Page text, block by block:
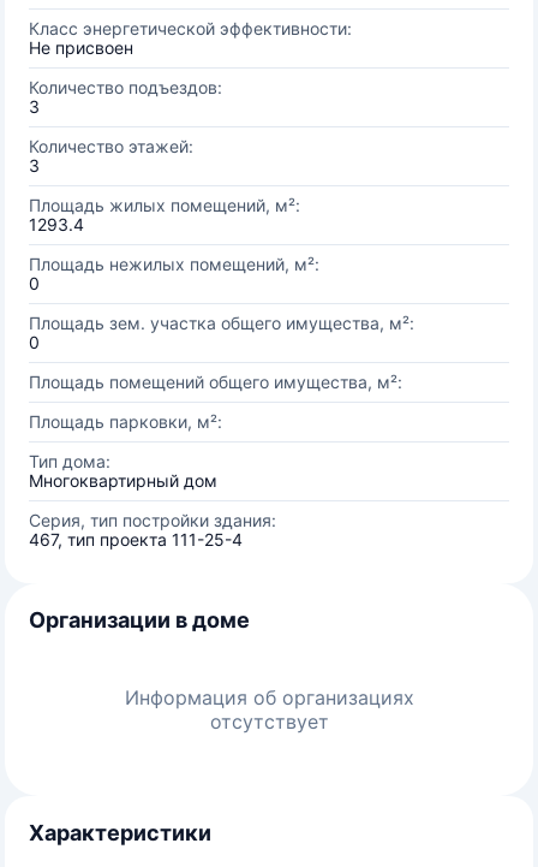
Класс энергетической эффективности:
Не присвоен
Количество подъездов:
3
Количество этажей:
3
Площадь жилых помещений, м²:
1293.4
Площадь нежилых помещений, м²:
0
Площадь зем. участка общего имущества, м²:
0
Площадь помещений общего имущества, м²:
Площадь парковки, м²:
Тип дома:
Многоквартирный дом
Серия, тип постройки здания:
467, тип проекта 111-25-4
Организации в доме
Информация об организациях
отсутствует
Характеристики